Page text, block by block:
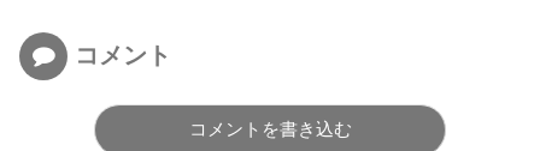
コメント
コメントを書き込む